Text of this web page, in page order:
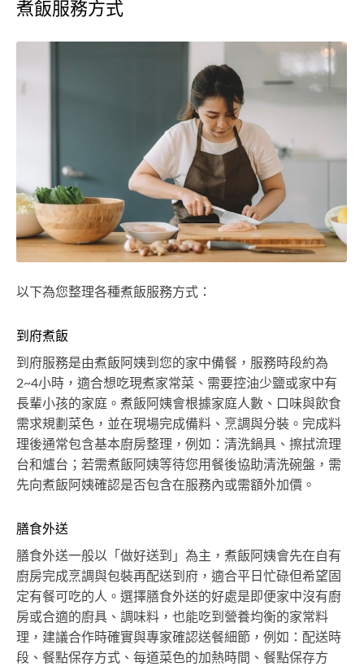
煮飯服務方式
以下為您整理各種煮飯服務方式：
到府煮飯
到府服務是由煮飯阿姨到您的家中備餐，服務時段約為
2~4小時，適合想吃現煮家常菜、需要控油少鹽或家中有
長輩小孩的家庭。煮飯阿姨會根據家庭人數、口味與飲食
需求規劃菜色，並在現場完成備料、烹調與分裝。完成料
理後通常包含基本廚房整理，例如：清洗鍋具、擦拭流理
台和爐台；若需煮飯阿姨等待您用餐後協助清洗碗盤，需
先向煮飯阿姨確認是否包含在服務內或需額外加價。
膳食外送
膳食外送一般以「做好送到」為主，煮飯阿姨會先在自有
廚房完成烹調與包裝再配送到府，適合平日忙碌但希望固
定有餐可吃的人。選擇膳食外送的好處是即便家中沒有廚
房或合適的廚具、調味料，也能吃到營養均衡的家常料
理，建議合作時確實與專家確認送餐細節，例如：配送時
段、餐點保存方式、每道菜色的加熱時間、餐點保存方